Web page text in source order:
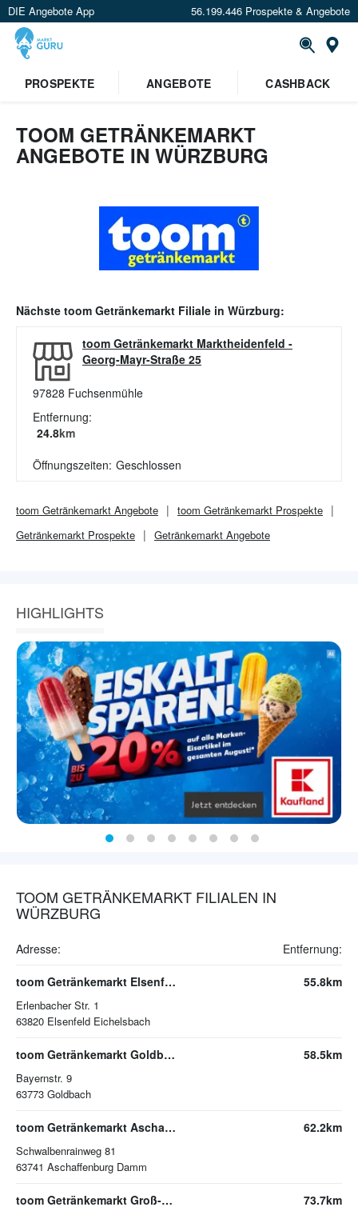
DIE Angebote App 56.199.446 Prospekte & Angebote
PROSPEKTE
ANGEBOTE CASHBACK
TOOM GETRÄNKEMARKT
ANGEBOTE IN WÜRZBURG
Nächste toom Getränkemarkt Filiale in Würzburg:
toom Getränkemarkt Marktheidenfeld -
Georg-Mayr-Straße 25
97828 Fuchsenmühle
Entfernung:
24.8km
Öffnungszeiten: Geschlossen
toom Getränkemarkt Angebote toom Getränkemarkt Prospekte
Getränkemarkt Prospekte Getränkemarkt Angebote
HIGHLIGHTS
TOOM GETRÄNKEMARKT FILIALEN IN
WÜRZBURG
Adresse: Entfernung:
toom Getränkemarkt Elsenfeld
Erlenbacher Str. 1
63820 Elsenfeld Eichelsbach
55.8km
toom Getränkemarkt Goldbach
Bayernstr. 9
63773 Goldbach
58.5km
toom Getränkemarkt Aschaffenburg
Schwalbenrainweg 81
63741 Aschaffenburg Damm
62.2km
toom Getränkemarkt Groß-Umstadt 73.7km